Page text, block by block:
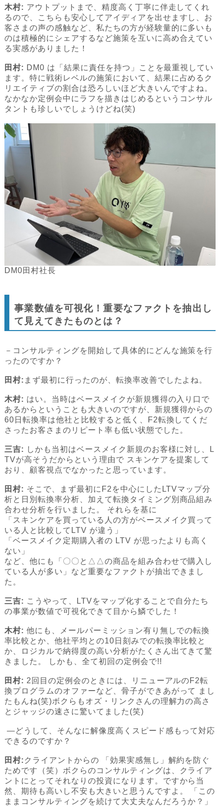
木村: アウトプットまで、精度高く丁寧に伴走してくれ
るので、こちらも安心してアイディアを出せますし、お
客さまの声の感触など、私たちの方が経験量的に多いも
のは積極的にシェアするなど施策を互いに高め合えてい
る実感がありました！
田村: DM0 は「結果に責任を持つ」ことを最重視してい
ます。特に戦術レベルの施策において、結果に占めるク
リエイティブの割合は恐ろしいほど大きいんですよね。
なかなか定例会中にラフを描きはじめるというコンサル
タントも珍しいでしょうけどね(笑)
DM0田村社長
事業数値を可視化！重要なファクトを抽出し
て見えてきたものとは？
－コンサルティングを開始して具体的にどんな施策を行
ったのですか？
田村: まず最初に行ったのが、転換率改善でしたよね。
木村: はい。当時はベースメイクが新規獲得の入り口で
あるからということも大きいのですが、新規獲得からの
60日転換率は他社と比較すると低く、F2転換してくだ
さったお客さまのリピート率も低い状態でした。
三吉: しかも当初はベースメイク新規のお客様に対し、L
TVが高そうだからという理由で スキンケアを提案して
おり、顧客視点でなかったと思っています。
田村: そこで、まず最初にF2を中心にしたLTVマップ分
析と日別転換率分析、加えて転換タイミング別商品組み
合わせ分析を行いました。 それらを基に
「スキンケアを買っている人の方がベースメイク買って
いる人と比較してLTV が違う」
「ベースメイク定期購入者の LTV が思ったよりも高く
ない」
など、他にも「〇〇と△△の商品を組み合わせで購入し
ている人が多い」など重要なファクトが抽出できまし
た。
三吉: こうやって、LTVをマップ化することで自分たち
の事業が数値で可視化できて目から鱗でした！
木村: 他にも、メールパーミッション有り無しでの転換
率比較とか、他社平均との10日刻みでの転換率比較と
か、ロジカルで納得度の高い分析がたくさん出てきて驚
きました。 しかも、全て初回の定例会で!!
田村: 2回目の定例会のときには、リニューアルのF2転
換プログラムのオファーなど、骨子ができあがって まし
たもんね(笑)ボクらもオズ・リンクさんの理解力の高さ
とジャッジの速さに驚いてました(笑)
―どうして、そんなに解像度高くスピード感もって対応
できるのですか？
田村: クライアントからの 「効果実感無し」解約を防ぐ
ためです（笑）ボクらのコンサルティングは、クライア
ントにとってそれなりの投資になります。ですから当
然、期待も高いし不安も大きいと思うんですよ。 「この
ままコンサルティングを続けて大丈夫なんだろうか？」